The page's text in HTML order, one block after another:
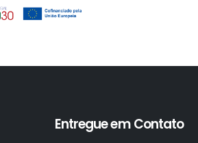
Entregue em Contato